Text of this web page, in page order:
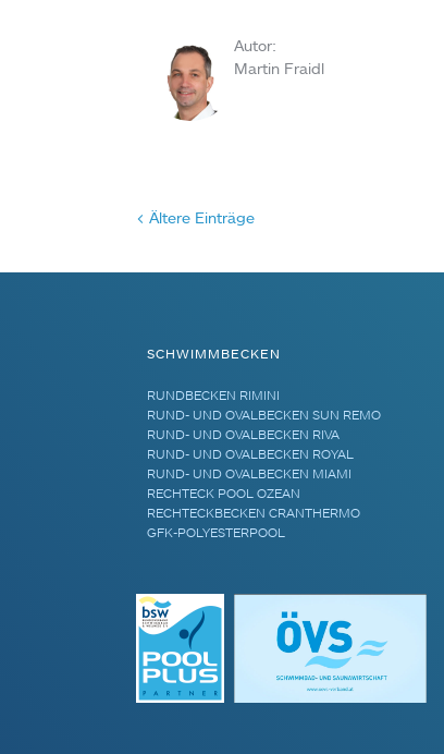
Autor:
Martin Fraidl
< Ältere Einträge
SCHWIMMBECKEN
RUNDBECKEN RIMINI
RUND- UND OVALBECKEN SUN REMO
RUND- UND OVALBECKEN RIVA
RUND- UND OVALBECKEN ROYAL
RUND- UND OVALBECKEN MIAMI
RECHTECK POOL OZEAN
RECHTECKBECKEN CRANTHERMO
GFK-POLYESTERPOOL